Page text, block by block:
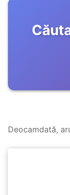
Deocamdată,